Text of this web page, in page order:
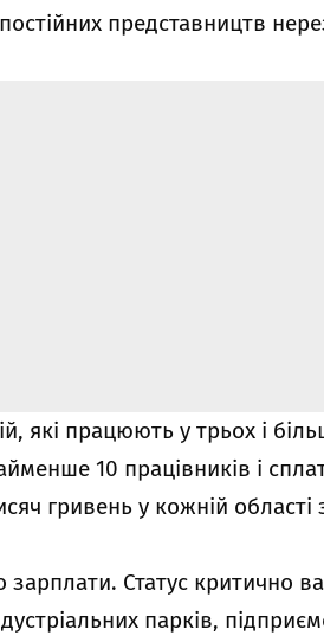
представництв
які працюють у трьох і
10 працівників і
гривень у кожній області
зарплати. Статус критично
парків,